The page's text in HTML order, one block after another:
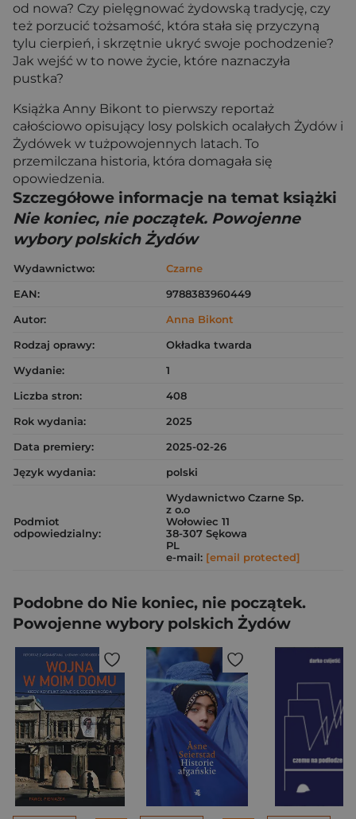
od nowa? Czy pielęgnować żydowską tradycję, czy
też porzucić tożsamość, która stała się przyczyną
tylu cierpień, i skrzętnie ukryć swoje pochodzenie?
Jak wejść w to nowe życie, które naznaczyła
pustka?
Książka Anny Bikont to pierwszy reportaż
całościowo opisujący losy polskich ocalałych Żydów i
Żydówek w tużpowojennych latach. To
przemilczana historia, która domagała się
opowiedzenia.
Szczegółowe informacje na temat książki
Nie koniec, nie początek. Powojenne
wybory polskich Żydów
Wydawnictwo:
Czarne
EAN:
9788383960449
Autor:
Anna Bikont
Rodzaj oprawy:
Okładka twarda
Wydanie:
1
Liczba stron:
408
Rok wydania:
2025
Data premiery:
2025-02-26
Język wydania:
polski
Podmiot
odpowiedzialny:
Wydawnictwo Czarne Sp.
z o.o
Wołowiec 11
38-307 Sękowa
PL
e-mail: [email protected]
Podobne do Nie koniec, nie początek.
Powojenne wybory polskich Żydów